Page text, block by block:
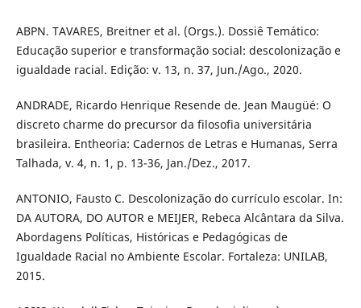
ABPN. TAVARES, Breitner et al. (Orgs.). Dossiê Temático:
Educação superior e transformação social: descolonização e
igualdade racial. Edição: v. 13, n. 37, Jun./Ago., 2020.
ANDRADE, Ricardo Henrique Resende de. Jean Maugüé: O
discreto charme do precursor da filosofia universitária
brasileira. Entheoria: Cadernos de Letras e Humanas, Serra
Talhada, v. 4, n. 1, p. 13-36, Jan./Dez., 2017.
ANTONIO, Fausto C. Descolonização do currículo escolar. In:
DA AUTORA, DO AUTOR e MEIJER, Rebeca Alcântara da Silva.
Abordagens Políticas, Históricas e Pedagógicas de
Igualdade Racial no Ambiente Escolar. Fortaleza: UNILAB,
2015.